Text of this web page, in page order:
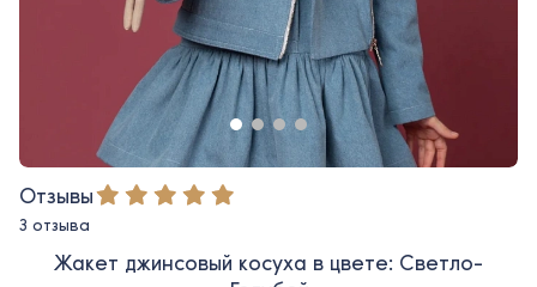
Отзывы
3 отзыва
Жакет джинсовый косуха в цвете: Светло-